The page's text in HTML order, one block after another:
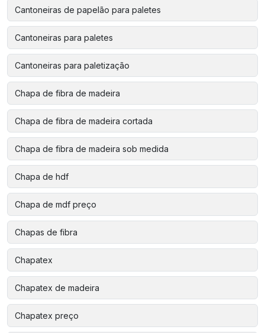
Cantoneiras de papelão para paletes
Cantoneiras para paletes
Cantoneiras para paletização
Chapa de fibra de madeira
Chapa de fibra de madeira cortada
Chapa de fibra de madeira sob medida
Chapa de hdf
Chapa de mdf preço
Chapas de fibra
Chapatex
Chapatex de madeira
Chapatex preço